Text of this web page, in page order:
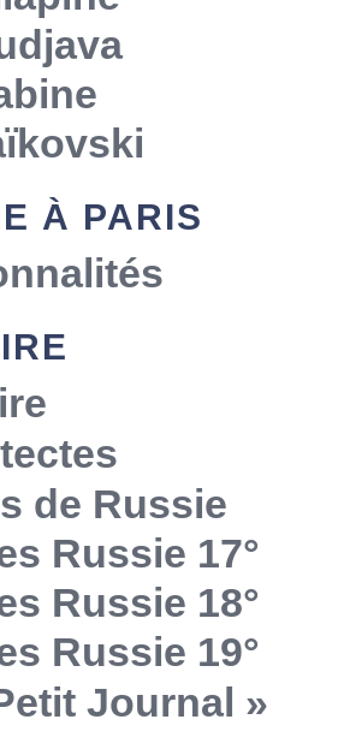
À PARIS
de Russie
Russie 17°
Russie 18°
Russie 19°
Journal »